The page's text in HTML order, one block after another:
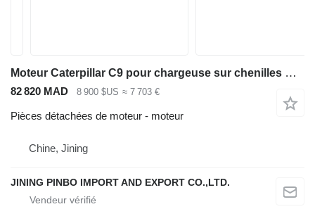
Moteur Caterpillar C9 pour chargeuse sur chenilles Caterpillar
82 820 MAD 8 900 $US ≈ 7 703 €
Pièces détachées de moteur - moteur
Chine, Jining
JINING PINBO IMPORT AND EXPORT CO.,LTD.